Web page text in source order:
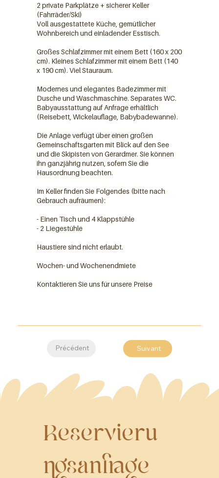
Précédent Suivant
2 private Parkplätze + sicherer Keller
(Fahrräder/Ski)
Voll ausgestattete Küche, gemütlicher
Wohnbereich und einladender Esstisch.
Großes Schlafzimmer mit einem Bett (160 x 200
cm). Kleines Schlafzimmer mit einem Bett (140
x 190 cm). Viel Stauraum.
Modernes und elegantes Badezimmer mit
Dusche und Waschmaschine. Separates WC.
Babyausstattung auf Anfrage erhältlich
(Reisebett, Wickelauflage, Babybadewanne).
Die Anlage verfügt über einen großen
Gemeinschaftsgarten mit Blick auf den See
und die Skipisten von Gérardmer. Sie können
ihn ganzjährig nutzen, sofern Sie die
Hausordnung beachten.
Im Keller finden Sie Folgendes (bitte nach
Gebrauch aufräumen):
- Einen Tisch und 4 Klappstühle
- 2 Liegestühle
Haustiere sind nicht erlaubt.
Wochen- und Wochenendmiete
Kontaktieren Sie uns für unsere Preise
Reservieru
ngsanfrage